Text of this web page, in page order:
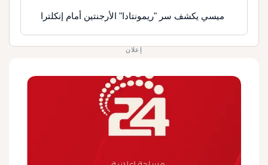
ميسي يكشف سر "ريمونتادا" الأرجنتين أمام إنكلترا
إعلان